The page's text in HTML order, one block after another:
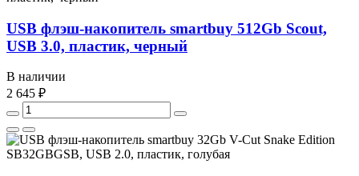
USB флэш-накопитель smartbuy 512Gb Scout,
USB 3.0, пластик, черный
В наличии
2 645 ₽